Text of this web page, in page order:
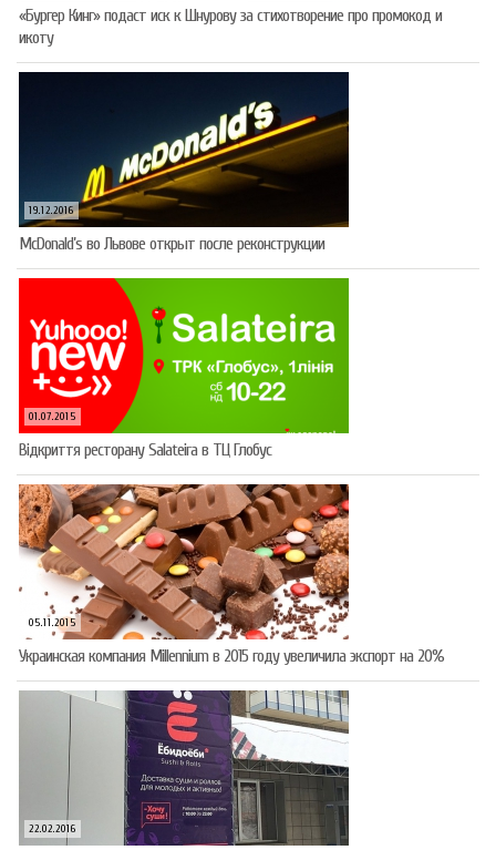
«Бургер Кинг» подаст иск к Шнурову за стихотворение про промокод и
икоту
19.12.2016
McDonald’s во Львове открыт после реконструкции
01.07.2015
Відкриття ресторану Salateirа в ТЦ Глобус
05.11.2015
Украинская компания Millennium в 2015 году увеличила экспорт на 20%
22.02.2016